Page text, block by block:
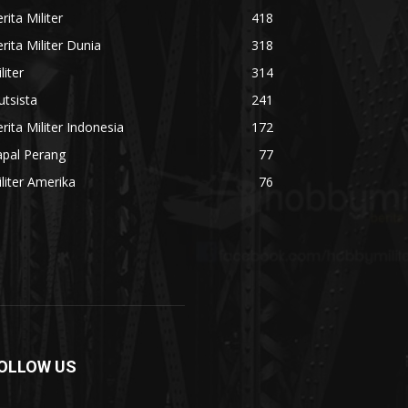
Militer
418
Militer Dunia
318
314
241
Militer Indonesia
172
Perang
77
Amerika
76
US